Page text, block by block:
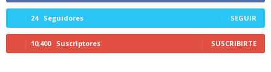
24 Seguidores SEGUIR
10,400 Suscriptores SUSCRIBIRTE